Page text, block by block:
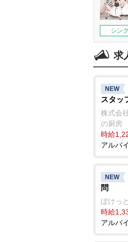
シン
求
NEW
スタッ
株式会
の厨房
時給
アルバ
NEW
問
ぽけっ
時給
アルバ